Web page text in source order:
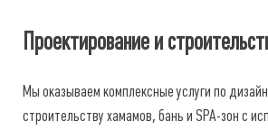
Проектирование и
Мы оказываем комплексные услуги по
строительству хамамов, бань и SPA-зон с